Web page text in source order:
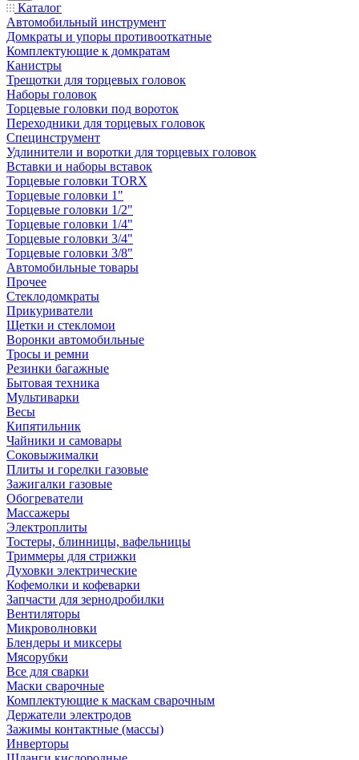
Каталог
Автомобильный инструмент
Домкраты и упоры противооткатные
Комплектующие к домкратам
Канистры
Трещотки для торцевых головок
Наборы головок
Торцевые головки под вороток
Переходники для торцевых головок
Специнструмент
Удлинители и воротки для торцевых головок
Вставки и наборы вставок
Торцевые головки TORX
Торцевые головки 1"
Торцевые головки 1/2"
Торцевые головки 1/4"
Торцевые головки 3/4"
Торцевые головки 3/8"
Автомобильные товары
Прочее
Стеклодомкраты
Прикуриватели
Щетки и стекломои
Воронки автомобильные
Тросы и ремни
Резинки багажные
Бытовая техника
Мультиварки
Весы
Кипятильник
Чайники и самовары
Соковыжималки
Плиты и горелки газовые
Зажигалки газовые
Обогреватели
Массажеры
Электроплиты
Тостеры, блинницы, вафельницы
Триммеры для стрижки
Духовки электрические
Кофемолки и кофеварки
Запчасти для зернодробилки
Вентиляторы
Микроволновки
Блендеры и миксеры
Мясорубки
Все для сварки
Маски сварочные
Комплектующие к маскам сварочным
Держатели электродов
Зажимы контактные (массы)
Инверторы